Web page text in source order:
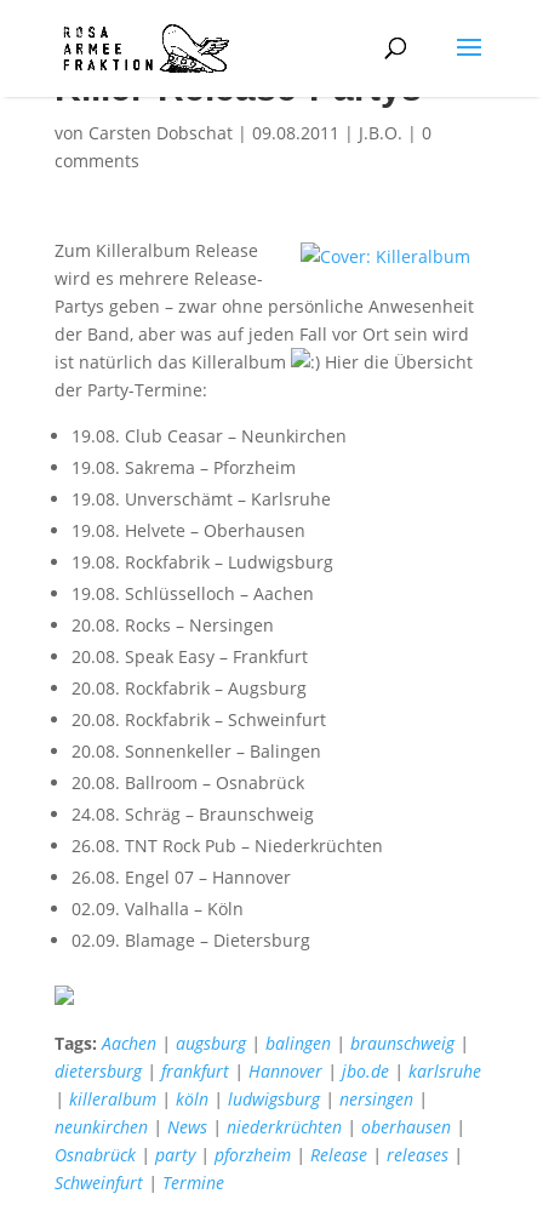
Killer-Release-Partys
von Carsten Dobschat| 09.08.2011 | J.B.O. | 0
comments
Zum Killeralbum Release
wird es mehrere Release-
Partys geben – zwar ohne persönliche Anwesenheit
der Band, aber was auf jeden Fall vor Ort sein wird
ist natürlich das Killeralbum
Hier die Übersicht
der Party-Termine:
19.08. Club Ceasar – Neunkirchen
19.08. Sakrema – Pforzheim
19.08. Unverschämt – Karlsruhe
19.08. Helvete – Oberhausen
19.08. Rockfabrik – Ludwigsburg
19.08. Schlüsselloch – Aachen
20.08. Rocks – Nersingen
20.08. Speak Easy – Frankfurt
20.08. Rockfabrik – Augsburg
20.08. Rockfabrik – Schweinfurt
20.08. Sonnenkeller – Balingen
20.08. Ballroom – Osnabrück
24.08. Schräg – Braunschweig
26.08. TNT Rock Pub – Niederkrüchten
26.08. Engel 07 – Hannover
02.09. Valhalla – Köln
02.09. Blamage – Dietersburg
Tags: Aachen| augsburg| balingen| braunschweig|
dietersburg| frankfurt| Hannover| jbo.de| karlsruhe
| killeralbum| köln| ludwigsburg| nersingen|
neunkirchen| News| niederkrüchten| oberhausen|
Osnabrück| party| pforzheim| Release| releases|
Schweinfurt| Termine